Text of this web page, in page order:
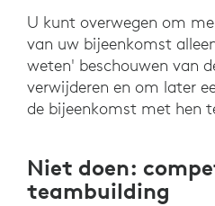
U kunt overwegen om
van uw bijeenkomst
weten' beschouwen van
verwijderen en om later
de bijeenkomst met hen
Niet doen:
teambuilding